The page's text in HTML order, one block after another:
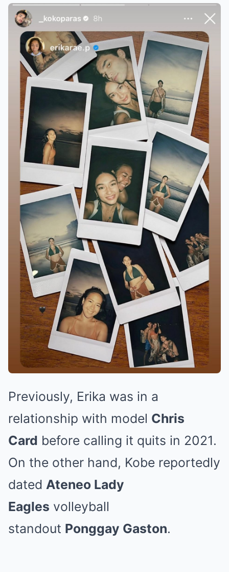
Previously, Erika was in a
relationship with model Chris
Card before calling it quits in 2021.
On the other hand, Kobe reportedly
dated Ateneo Lady
Eagles volleyball
standout Ponggay Gaston.